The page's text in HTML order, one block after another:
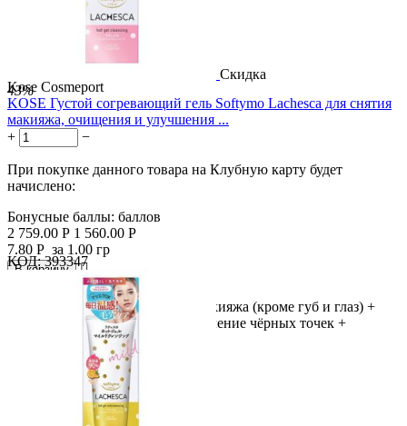
Скидка
43%
Kose Cosmeport
KOSE Густой согревающий гель Softymo Lachesca для снятия
макияжа, очищения и улучшения ...
+
−
При покупке данного товара на Клубную карту будет
начислено:
Бонусные баллы: баллов
2 759.00 Р 1 560.00 Р
7.80 Р за 1.00 гр
В корзину

Освободи свои поры! Снятие макияжа (кроме губ и глаз) +
умывание + очищение пор + удаление чёрных точек +
КОД: 393347